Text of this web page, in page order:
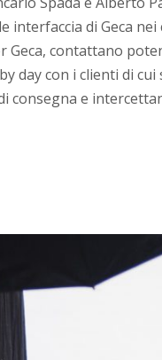
interfaccia di Geca
contattano
day con i clienti di
consegna e